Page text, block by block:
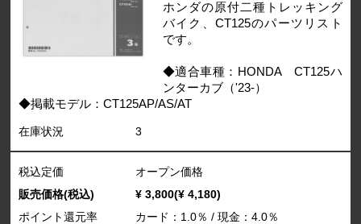
ホンダの原付二種トレッキング
バイク、CT125のパーツリスト
です。
◆適合車種：HONDA CT125ハ
ンターカブ（'23-）
◆掲載モデル：CT125AP/AS/AT
在庫状況 3
税込定価
オープン価格
販売価格(税込)
¥ 3,800(¥ 4,180)
ポイント還元率
カード：1.0％ / 現金：4.0％